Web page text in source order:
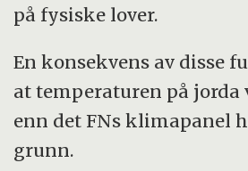
på fysiske lover.
En konsekvens av disse
at temperaturen på jorda
enn det FNs klimapanel
grunn.